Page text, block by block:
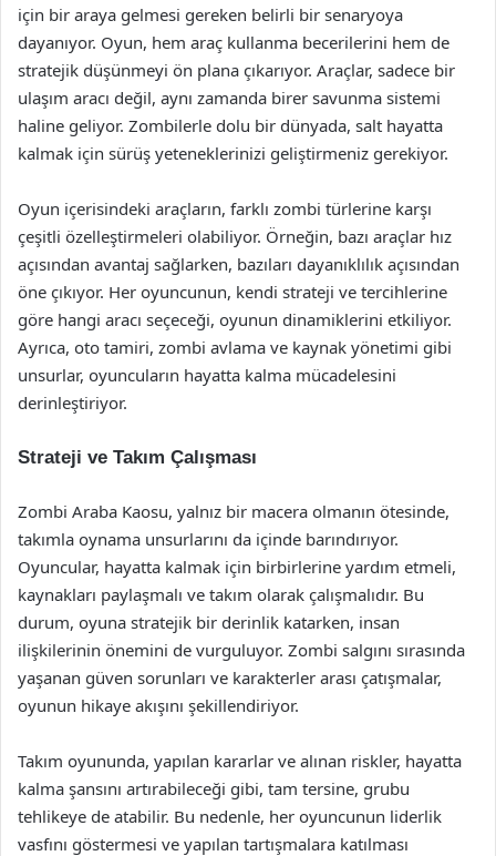
için bir araya gelmesi gereken belirli bir senaryoya
dayanıyor. Oyun, hem araç kullanma becerilerini hem de
stratejik düşünmeyi ön plana çıkarıyor. Araçlar, sadece bir
ulaşım aracı değil, aynı zamanda birer savunma sistemi
haline geliyor. Zombilerle dolu bir dünyada, salt hayatta
kalmak için sürüş yeteneklerinizi geliştirmeniz gerekiyor.
Oyun içerisindeki araçların, farklı zombi türlerine karşı
çeşitli özelleştirmeleri olabiliyor. Örneğin, bazı araçlar hız
açısından avantaj sağlarken, bazıları dayanıklılık açısından
öne çıkıyor. Her oyuncunun, kendi strateji ve tercihlerine
göre hangi aracı seçeceği, oyunun dinamiklerini etkiliyor.
Ayrıca, oto tamiri, zombi avlama ve kaynak yönetimi gibi
unsurlar, oyuncuların hayatta kalma mücadelesini
derinleştiriyor.
Strateji ve Takım Çalışması
Zombi Araba Kaosu, yalnız bir macera olmanın ötesinde,
takımla oynama unsurlarını da içinde barındırıyor.
Oyuncular, hayatta kalmak için birbirlerine yardım etmeli,
kaynakları paylaşmalı ve takım olarak çalışmalıdır. Bu
durum, oyuna stratejik bir derinlik katarken, insan
ilişkilerinin önemini de vurguluyor. Zombi salgını sırasında
yaşanan güven sorunları ve karakterler arası çatışmalar,
oyunun hikaye akışını şekillendiriyor.
Takım oyununda, yapılan kararlar ve alınan riskler, hayatta
kalma şansını artırabileceği gibi, tam tersine, grubu
tehlikeye de atabilir. Bu nedenle, her oyuncunun liderlik
vasfını göstermesi ve yapılan tartışmalara katılması